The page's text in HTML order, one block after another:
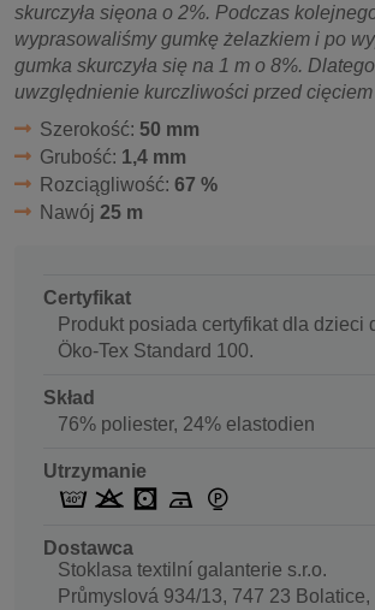
skurczyła sięona o 2%. Podczas
wyprasowaliśmy gumkę żelazkiem i po
gumka skurczyła się na 1 m o 8%.
uwzględnienie kurczliwości przed
Szerokość: 50 mm
Grubość: 1,4 mm
Rozciągliwość: 67 %
Nawój 25 m
Certyfikat
Produkt posiada certyfikat dla dzieci
Öko-Tex Standard 100.
Skład
76% poliester, 24% elastodien
Utrzymanie
Dostawca
Stoklasa textilní galanterie s.r.o.
Průmyslová 934/13, 747 23 Bolatice,